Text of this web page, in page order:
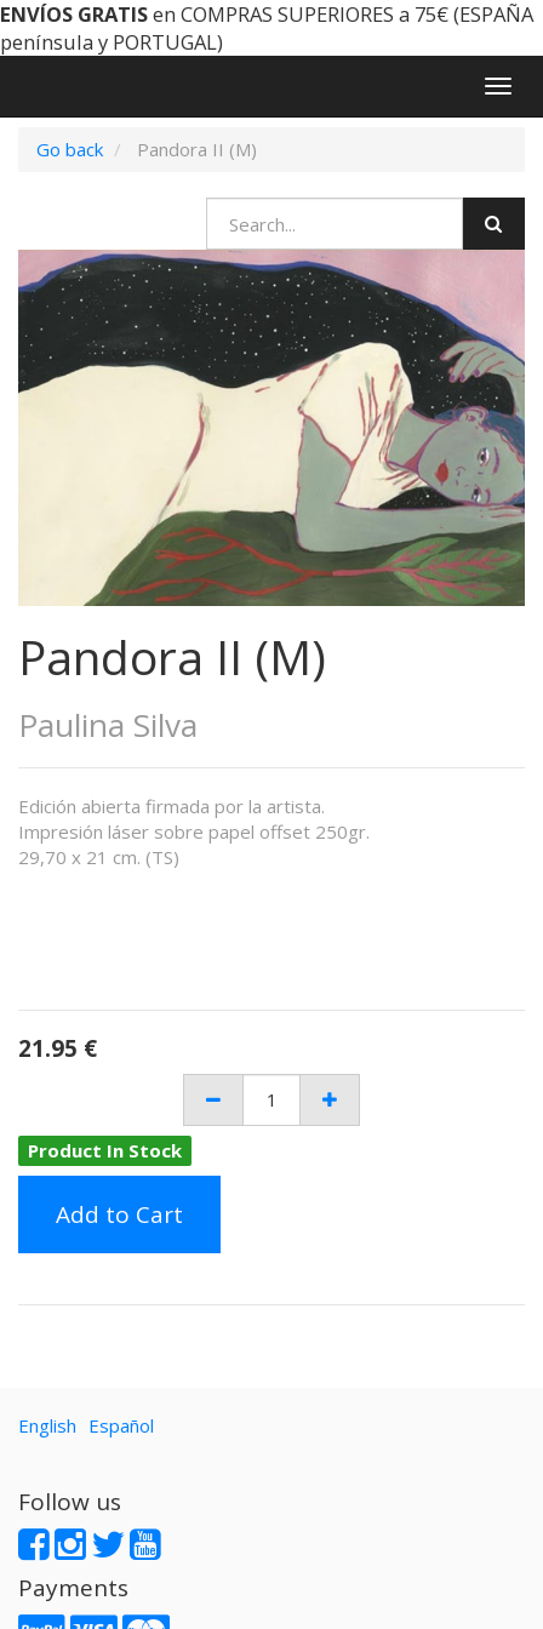
ENVÍOS GRATISen COMPRAS SUPERIORES a 75€ (ESPAÑA
península y PORTUGAL)
Go back
Pandora II (M)
Pandora II (M)
Paulina Silva
Edición abierta firmada por la artista.
Impresión láser sobre papel offset 250gr.
29,70 x 21 cm. (TS)
21.95 €
Product In Stock
Add to Cart
English Español
Follow us
Payments